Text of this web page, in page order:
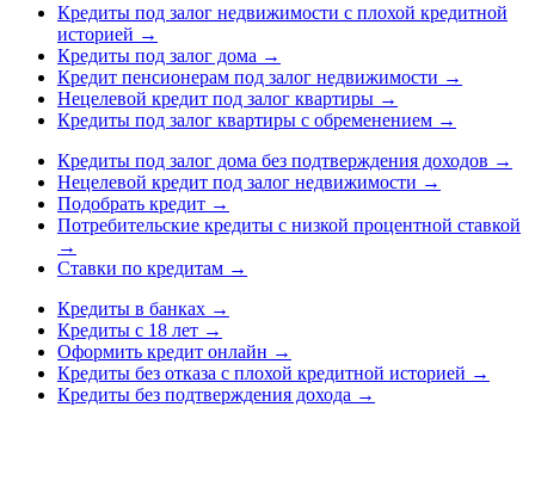
Кредиты под залог недвижимости с плохой кредитной
историей →
Кредиты под залог дома →
Кредит пенсионерам под залог недвижимости →
Нецелевой кредит под залог квартиры →
Кредиты под залог квартиры с обременением →
Кредиты под залог дома без подтверждения доходов →
Нецелевой кредит под залог недвижимости →
Подобрать кредит →
Потребительские кредиты с низкой процентной ставкой
→
Ставки по кредитам →
Кредиты в банках →
Кредиты с 18 лет →
Оформить кредит онлайн →
Кредиты без отказа с плохой кредитной историей →
Кредиты без подтверждения дохода →